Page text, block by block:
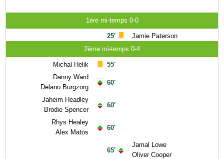
1ère mi-temps 0-0
25'
Jamie Paterson
2ème mi-temps 0-4
Michal Helik
Danny Ward
Delano Burgzorg
Jaheim Headley
Brodie Spencer
Rhys Healey
Alex Matos
55'
60'
60'
60'
65'
Jamal Lowe
Oliver Cooper